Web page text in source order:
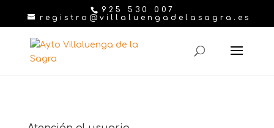
925 530 007
registro@villaluengadelasagra.es